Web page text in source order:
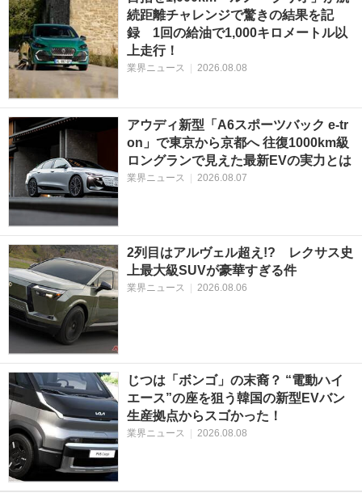
続距離チャレンジで驚きの結果を記
録 1回の給油で1,000キロメートル以
上走行！
業界ニュース | 2026.08.08
アウディ新型「A6スポーツバック e-tr
on」で東京から京都へ 往復1000km級
ロングランで見えた最新EVの実力とは
業界ニュース | 2026.08.07
2列目はアルヴェル超え!? レクサス史
上最大級SUVが豪華すぎる件
業界ニュース | 2026.08.06
じつは「ボンゴ」の末裔？ “電動ハイ
エース”の座を狙う韓国の新型EVバン
生産拠点からスゴかった！
業界ニュース | 2026.08.08